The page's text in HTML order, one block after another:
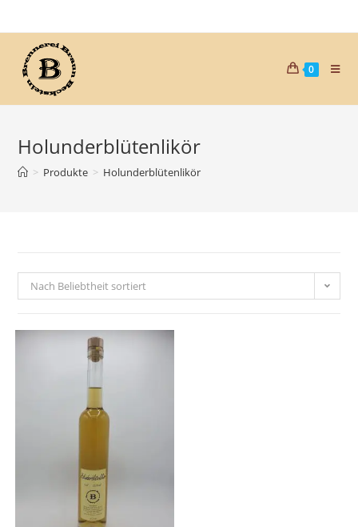
0
Holunderblütenlikör
> Produkte > Holunderblütenlikör
Nach Beliebtheit sortiert